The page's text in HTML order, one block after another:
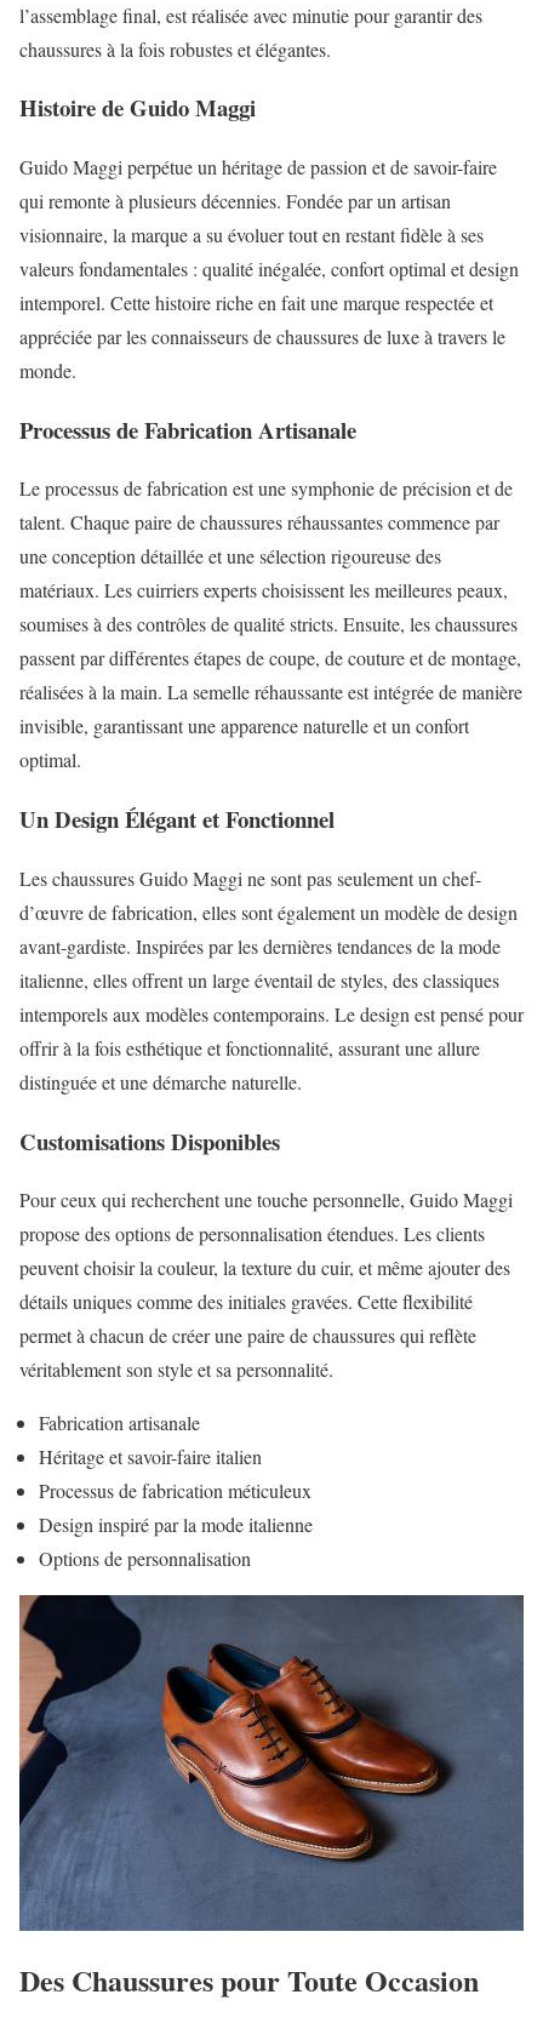
l’assemblage final, est réalisée avec minutie pour garantir des
chaussures à la fois robustes et élégantes.
Histoire de Guido Maggi
Guido Maggi perpétue un héritage de passion et de savoir-faire
qui remonte à plusieurs décennies. Fondée par un artisan
visionnaire, la marque a su évoluer tout en restant fidèle à ses
valeurs fondamentales : qualité inégalée, confort optimal et design
intemporel. Cette histoire riche en fait une marque respectée et
appréciée par les connaisseurs de chaussures de luxe à travers le
monde.
Processus de Fabrication Artisanale
Le processus de fabrication est une symphonie de précision et de
talent. Chaque paire de chaussures réhaussantes commence par
une conception détaillée et une sélection rigoureuse des
matériaux. Les cuirriers experts choisissent les meilleures peaux,
soumises à des contrôles de qualité stricts. Ensuite, les chaussures
passent par différentes étapes de coupe, de couture et de montage,
réalisées à la main. La semelle réhaussante est intégrée de manière
invisible, garantissant une apparence naturelle et un confort
optimal.
Un Design Élégant et Fonctionnel
Les chaussures Guido Maggi ne sont pas seulement un chef-
d’œuvre de fabrication, elles sont également un modèle de design
avant-gardiste. Inspirées par les dernières tendances de la mode
italienne, elles offrent un large éventail de styles, des classiques
intemporels aux modèles contemporains. Le design est pensé pour
offrir à la fois esthétique et fonctionnalité, assurant une allure
distinguée et une démarche naturelle.
Customisations Disponibles
Pour ceux qui recherchent une touche personnelle, Guido Maggi
propose des options de personnalisation étendues. Les clients
peuvent choisir la couleur, la texture du cuir, et même ajouter des
détails uniques comme des initiales gravées. Cette flexibilité
permet à chacun de créer une paire de chaussures qui reflète
véritablement son style et sa personnalité.
Fabrication artisanale
Héritage et savoir-faire italien
Processus de fabrication méticuleux
Design inspiré par la mode italienne
Options de personnalisation
Des Chaussures pour Toute Occasion